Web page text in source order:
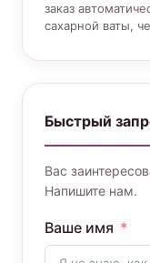
заказ
сахарной ваты,
Быстрый
Вас
Напишите нам.
Ваше имя